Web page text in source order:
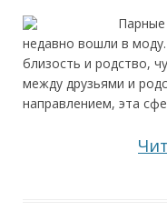
недавно вошли в
близость и родство,
между друзьями и
направлением, эта